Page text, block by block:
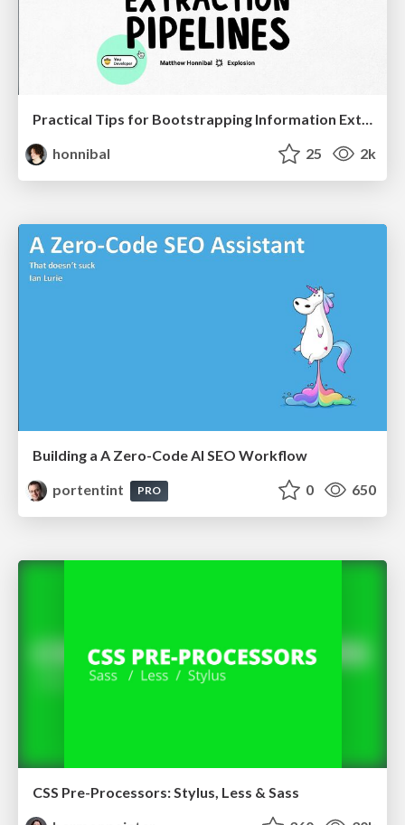
Practical Tips for Bootstrapping Information Extraction Pipelines
honnibal
25 2k
Building a A Zero-Code AI SEO Workflow
portentint
PRO 0 650
CSS Pre-Processors: Stylus, Less & Sass